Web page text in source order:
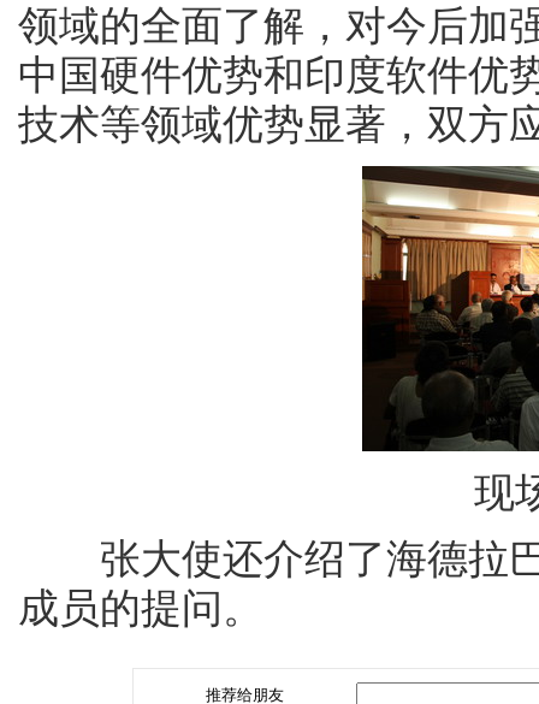
领域的全面了解，对今后加
中国硬件优势和印度软件优
技术等领域优势显著，双方
现
张大使还介绍了海德拉巴
成员的提问。
推荐给朋友